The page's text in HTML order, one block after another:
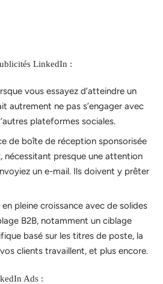
LinkedIn :
vous essayez d’atteindre un
autrement ne pas s’engager avec
plateformes sociales.
de boîte de réception sponsorisée
nécessitant presque une attention
un e-mail. Ils doivent y prêter
pleine croissance avec de solides
B2B, notamment un ciblage
basé sur les titres de poste, la
clients travaillent, et plus encore.
Ads :